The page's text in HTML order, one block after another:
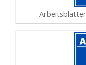
Arbeitsblätter